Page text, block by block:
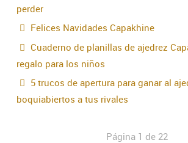
perder
Felices Navidades Capakhine
Cuaderno de planillas de ajedrez
regalo para los niños
5 trucos de apertura para ganar al
boquiabiertos a tus rivales
Página 1 de 22